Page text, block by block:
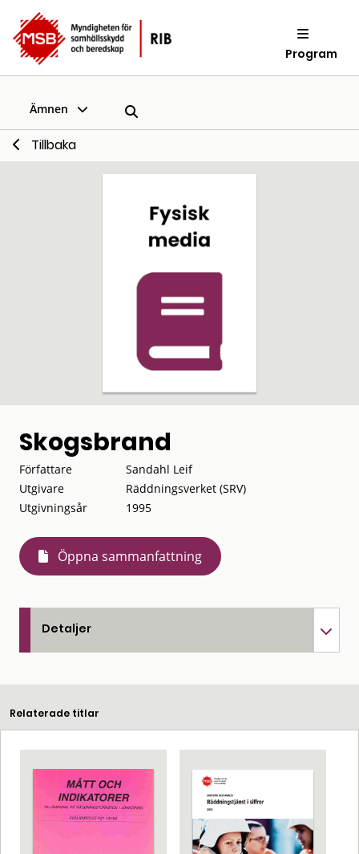
Program
Ämnen
Tillbaka
Skogsbrand
Författare
Sandahl Leif
Utgivare
Räddningsverket (SRV)
Utgivningsår
1995
Öppna sammanfattning
Detaljer
Relaterade titlar